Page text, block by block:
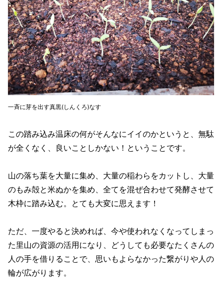
一斉に芽を出す真黒(しんくろ)なす
この踏み込み温床の何がそんなにイイのかというと、無駄
が全くなく、良いことしかない！ということです。
山の落ち葉を大量に集め、大量の稲わらをカットし、大量
のもみ殻と米ぬかを集め、全てを混ぜ合わせて発酵させて
木枠に踏み込む。とても大変に思えます！
ただ、一度やると決めれば、今や使われなくなってしまっ
た里山の資源の活用になり、どうしても必要なたくさんの
人の手を借りることで、思いもよらなかった繋がりや人の
輪が広がります。